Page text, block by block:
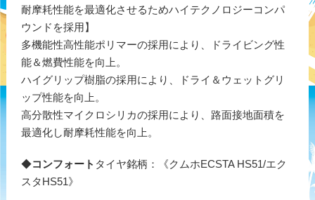
耐摩耗性能を最適化させるためハイテクノロジーコンパ
ウンドを採用】
多機能性高性能ポリマーの採用により、ドライビング性
能＆燃費性能を向上。
ハイグリップ樹脂の採用により、ドライ＆ウェットグリ
ップ性能を向上。
高分散性マイクロシリカの採用により、路面接地面積を
最適化し耐摩耗性能を向上。
◆コンフォート タイヤ銘柄：《クムホECSTA HS51/エク
スタHS51》